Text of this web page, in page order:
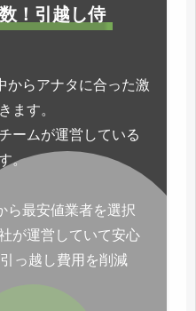
！引越し侍
からアナタに合った激
ます。
ームが運営している
。
ら最安値業者を選択
が運営していて安心
っ越し費用を削減